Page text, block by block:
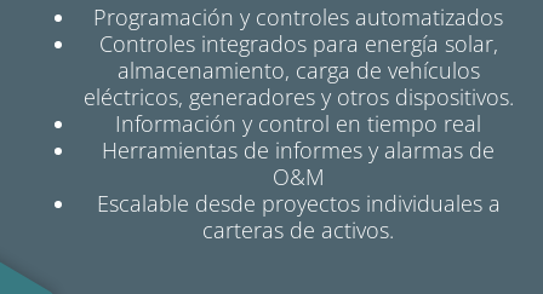
Programación y controles automatizados
Controles integrados para energía solar,
almacenamiento, carga de vehículos
eléctricos, generadores y otros dispositivos.
Información y control en tiempo real
Herramientas de informes y alarmas de
O&M
Escalable desde proyectos individuales a
carteras de activos.